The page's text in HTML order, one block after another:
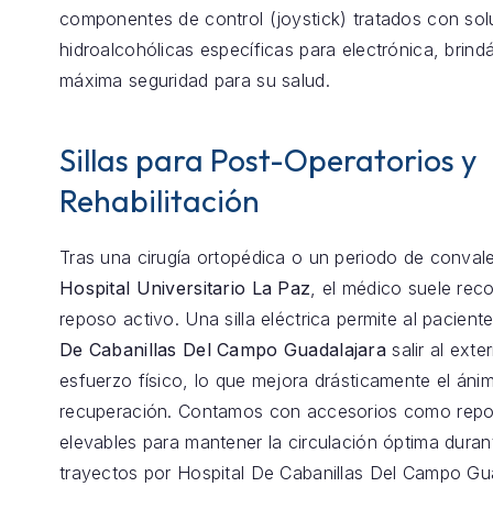
componentes de control (joystick) tratados con
hidroalcohólicas específicas para electrónica,
máxima seguridad para su salud.
Sillas para Post-Operatorios y
Rehabilitación
Tras una cirugía ortopédica o un periodo de
Hospital Universitario La Paz, el médico suele
reposo activo. Una silla eléctrica permite al
De Cabanillas Del Campo Guadalajarasalir al
esfuerzo físico, lo que mejora drásticamente el
recuperación. Contamos con accesorios como
elevables para mantener la circulación óptima
trayectos por Hospital De Cabanillas Del Campo